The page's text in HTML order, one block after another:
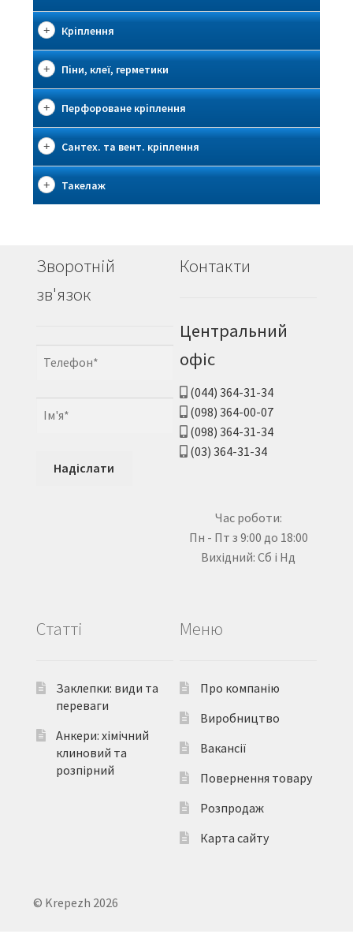
Кріплення
Піни, клеї, герметики
Перфороване кріплення
Сантех. та вент. кріплення
Такелаж
Зворотній
зв'язок
Контакти
Центральний
офіс
(044) 364-31-34
(098) 364-00-07
(098) 364-31-34
(03) 364-31-34
Час роботи:
Пн - Пт з 9:00 до 18:00
Вихідний: Сб і Нд
Статті
Заклепки: види та
переваги
Анкери: хімічний
клиновий та
розпірний
Меню
Про компанію
Виробництво
Вакансії
Повернення товару
Розпродаж
Карта сайту
© Krepezh 2026